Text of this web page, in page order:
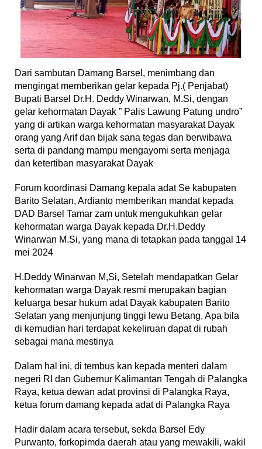
Dari sambutan Damang Barsel, menimbang dan
mengingat memberikan gelar kepada Pj.( Penjabat)
Bupati Barsel Dr.H. Deddy Winarwan, M.Si, dengan
gelar kehormatan Dayak ” Palis Lawung Patung undro”
yang di artikan warga kehormatan masyarakat Dayak
orang yang Arif dan bijak sana tegas dan berwibawa
serta di pandang mampu mengayomi serta menjaga
dan ketertiban masyarakat Dayak
Forum koordinasi Damang kepala adat Se kabupaten
Barito Selatan, Ardianto memberikan mandat kepada
DAD Barsel Tamar zam untuk mengukuhkan gelar
kehormatan warga Dayak kepada Dr.H.Deddy
Winarwan M.Si, yang mana di tetapkan pada tanggal 14
mei 2024
H.Deddy Winarwan M,Si, Setelah mendapatkan Gelar
kehormatan warga Dayak resmi merupakan bagian
keluarga besar hukum adat Dayak kabupaten Barito
Selatan yang menjunjung tinggi lewu Betang, Apa bila
di kemudian hari terdapat kekeliruan dapat di rubah
sebagai mana mestinya
Dalam hal ini, di tembus kan kepada menteri dalam
negeri RI dan Gubernur Kalimantan Tengah di Palangka
Raya, ketua dewan adat provinsi di Palangka Raya,
ketua forum damang kepada adat di Palangka Raya
Hadir dalam acara tersebut, sekda Barsel Edy
Purwanto, forkopimda daerah atau yang mewakili, wakil